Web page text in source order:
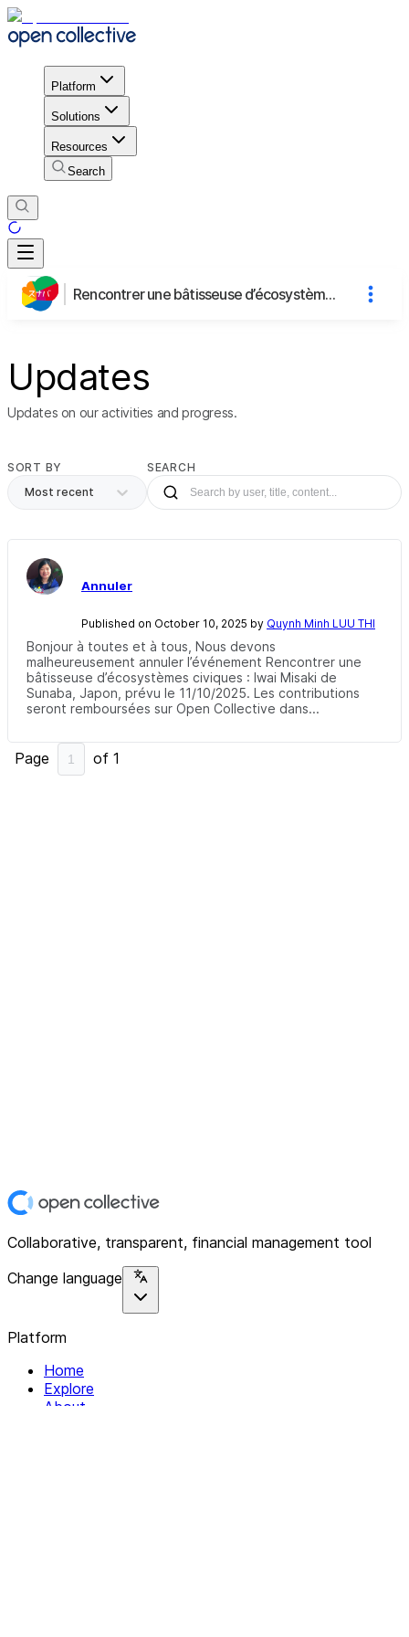
Platform
Solutions
Resources
Search
Rencontrer une bâtisseuse d’écosystèmes civiques : Iwai Misaki de Sunaba, Japon
Updates
Updates on our activities and progress.
SORT BY
Most recent
SEARCH
Annuler
Published on October 10, 2025 by Quynh Minh LUU THI
Bonjour à toutes et à tous, Nous devons
malheureusement annuler l’événement Rencontrer une
bâtisseuse d’écosystèmes civiques : Iwai Misaki de
Sunaba, Japon, prévu le 11/10/2025. Les contributions
seront remboursées sur Open Collective dans...
Page of 1
Collaborative, transparent, financial management tool
Change language
Platform
Home
Explore
About